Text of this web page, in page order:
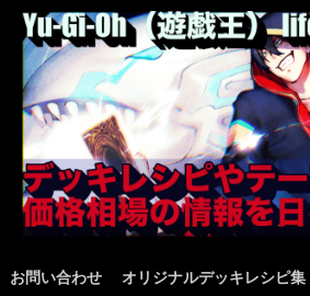
お問い合わせ オリジナルデッキレシピ集